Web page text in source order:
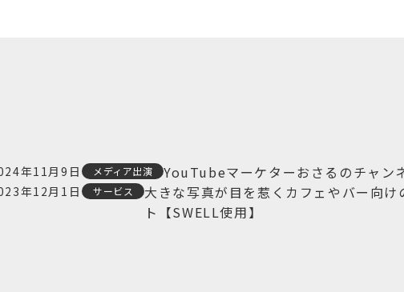
年11月9日 メディア出演 YouTubeマーケターおさるのチャン
年12月1日 サービス
大きな写真が目を惹くカフェやバー向
ト【SWELL使用】